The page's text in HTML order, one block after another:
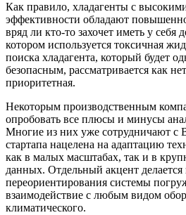
Как правило, хладагенты с
эффективности обладают
вряд ли кто-то захочет иметь у себя
котором используется токсичная
поиска хладагента, который будет
безопасным, рассматривается как
приоритетная.
Некоторым производственным
опробовать все плюсы и минусы
Многие из них уже сотрудничают с
стартапа нацелена на адаптацию
как в малых масштабах, так и в
данных. Отдельный акцент
переориентирования системы
взаимодействие с любым видом
климатического.